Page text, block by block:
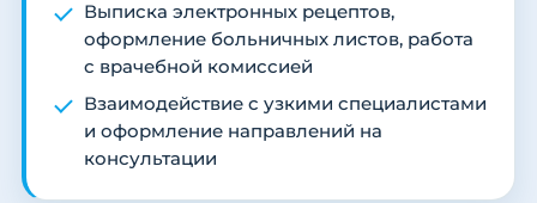
Выписка электронных рецептов,
оформление больничных листов, работа
с врачебной комиссией
Взаимодействие с узкими специалистами
и оформление направлений на
консультации